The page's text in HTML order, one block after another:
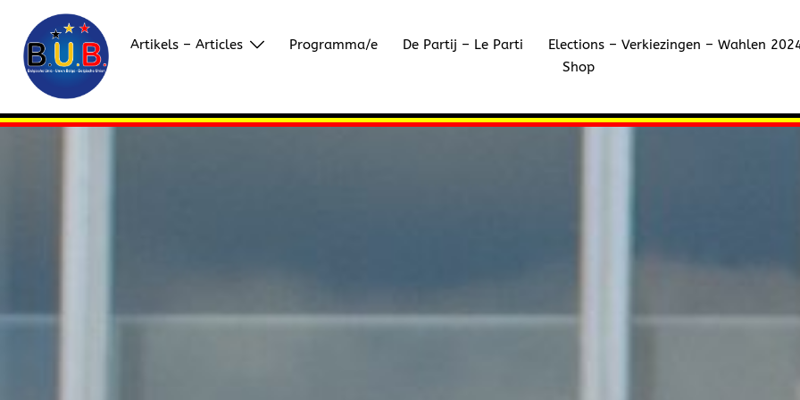
content
Artikels – Articles Programma/e De Partij – Le Parti Elections – Verkiezingen – Wahlen
Shop